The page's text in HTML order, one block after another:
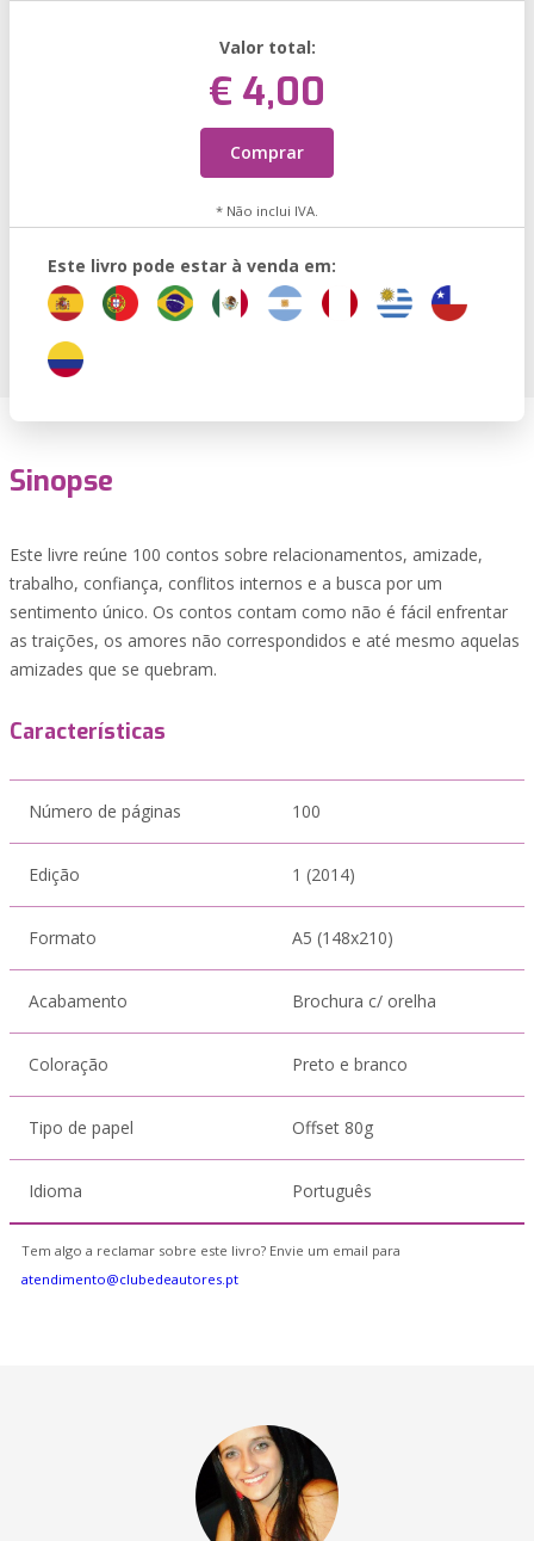
Valor total:
€ 4,00
Comprar
* Não inclui IVA.
Este livro pode estar à venda em:
Sinopse
Este livre reúne 100 contos sobre relacionamentos, amizade,
trabalho, confiança, conflitos internos e a busca por um
sentimento único. Os contos contam como não é fácil enfrentar
as traições, os amores não correspondidos e até mesmo aquelas
amizades que se quebram.
Características
Número de páginas 100
Edição 1 (2014)
Formato A5 (148x210)
Acabamento Brochura c/ orelha
Coloração Preto e branco
Tipo de papel Offset 80g
Idioma Português
Tem algo a reclamar sobre este livro? Envie um email para
atendimento@clubedeautores.pt